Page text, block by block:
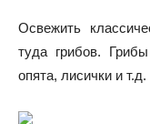
Освежить
туда грибов.
опята, лисички и т.д.